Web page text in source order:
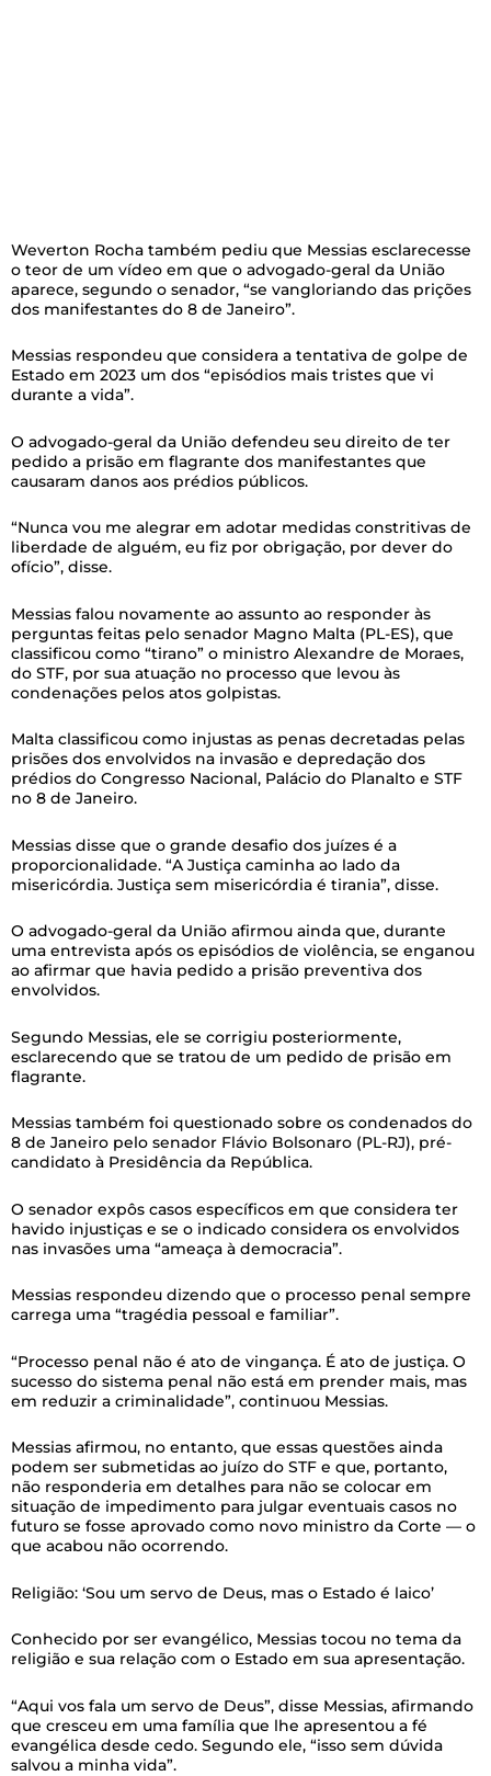
Weverton Rocha também pediu que Messias esclarecesse
o teor de um vídeo em que o advogado-geral da União
aparece, segundo o senador, “se vangloriando das prições
dos manifestantes do 8 de Janeiro”.
Messias respondeu que considera a tentativa de golpe de
Estado em 2023 um dos “episódios mais tristes que vi
durante a vida”.
O advogado-geral da União defendeu seu direito de ter
pedido a prisão em flagrante dos manifestantes que
causaram danos aos prédios públicos.
“Nunca vou me alegrar em adotar medidas constritivas de
liberdade de alguém, eu fiz por obrigação, por dever do
ofício”, disse.
Messias falou novamente ao assunto ao responder às
perguntas feitas pelo senador Magno Malta (PL-ES), que
classificou como “tirano” o ministro Alexandre de Moraes,
do STF, por sua atuação no processo que levou às
condenações pelos atos golpistas.
Malta classificou como injustas as penas decretadas pelas
prisões dos envolvidos na invasão e depredação dos
prédios do Congresso Nacional, Palácio do Planalto e STF
no 8 de Janeiro.
Messias disse que o grande desafio dos juízes é a
proporcionalidade. “A Justiça caminha ao lado da
misericórdia. Justiça sem misericórdia é tirania”, disse.
O advogado-geral da União afirmou ainda que, durante
uma entrevista após os episódios de violência, se enganou
ao afirmar que havia pedido a prisão preventiva dos
envolvidos.
Segundo Messias, ele se corrigiu posteriormente,
esclarecendo que se tratou de um pedido de prisão em
flagrante.
Messias também foi questionado sobre os condenados do
8 de Janeiro pelo senador Flávio Bolsonaro (PL-RJ), pré-
candidato à Presidência da República.
O senador expôs casos específicos em que considera ter
havido injustiças e se o indicado considera os envolvidos
nas invasões uma “ameaça à democracia”.
Messias respondeu dizendo que o processo penal sempre
carrega uma “tragédia pessoal e familiar”.
“Processo penal não é ato de vingança. É ato de justiça. O
sucesso do sistema penal não está em prender mais, mas
em reduzir a criminalidade”, continuou Messias.
Messias afirmou, no entanto, que essas questões ainda
podem ser submetidas ao juízo do STF e que, portanto,
não responderia em detalhes para não se colocar em
situação de impedimento para julgar eventuais casos no
futuro se fosse aprovado como novo ministro da Corte — o
que acabou não ocorrendo.
Religião: ‘Sou um servo de Deus, mas o Estado é laico’
Conhecido por ser evangélico, Messias tocou no tema da
religião e sua relação com o Estado em sua apresentação.
“Aqui vos fala um servo de Deus”, disse Messias, afirmando
que cresceu em uma família que lhe apresentou a fé
evangélica desde cedo. Segundo ele, “isso sem dúvida
salvou a minha vida”.